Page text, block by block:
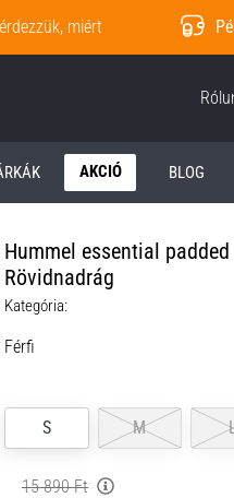
miért
AKCIÓ BLOG
Hummel essential
Rövidnadrág
Kategória:
Férfi
S M
15 890 Ft